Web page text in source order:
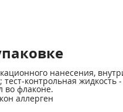
нанесения,
контрольная жидкость
во флаконе.
аллерген